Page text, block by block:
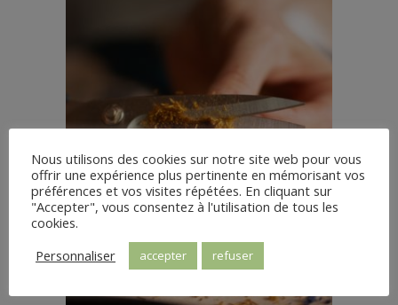
Nous utilisons des cookies sur notre site web pour vous
offrir une expérience plus pertinente en mémorisant vos
préférences et vos visites répétées. En cliquant sur
"Accepter", vous consentez à l'utilisation de tous les
cookies.
Personnaliser
accepter refuser